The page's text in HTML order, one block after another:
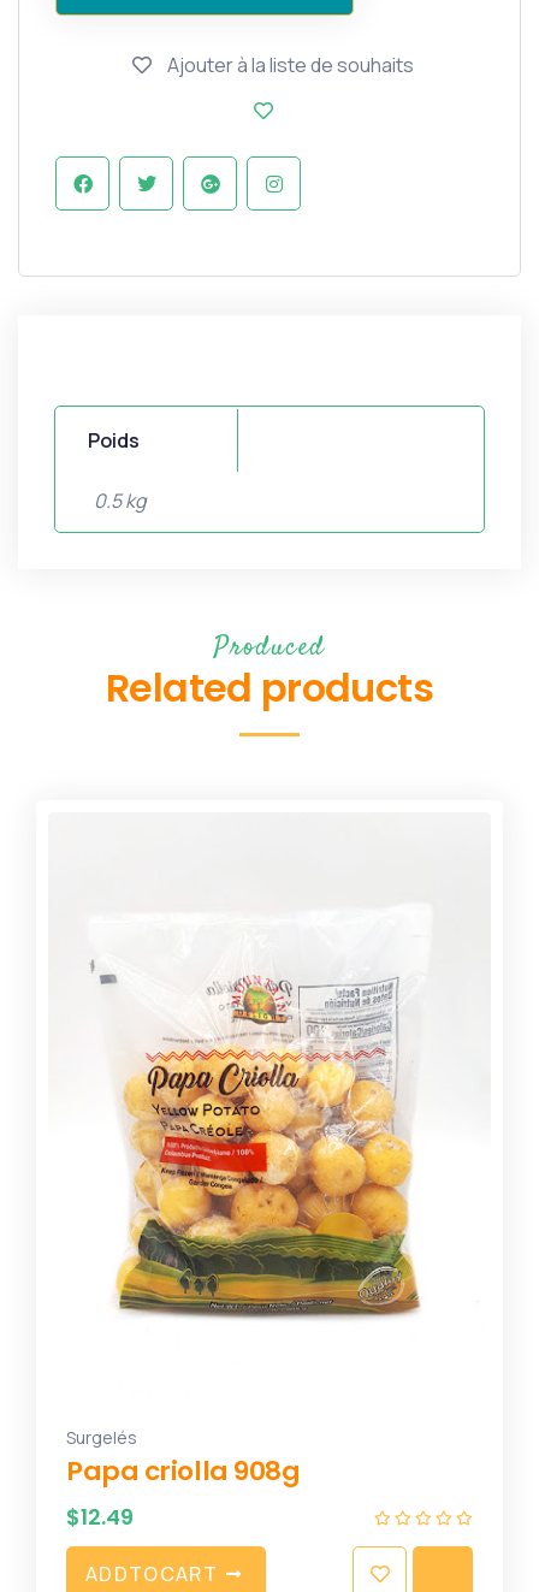
Ajouter à la liste de souhaits
Poids
0.5 kg
Produced
Related products
Surgelés
Papa criolla 908g
$12.49
ADDTOCART